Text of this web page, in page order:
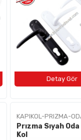
KAPIKOL-PRIZMA-
Prızma Sıyah Oda
Kol